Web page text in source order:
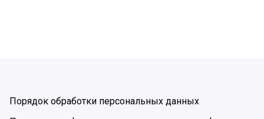
Порядок обработки персональных данных